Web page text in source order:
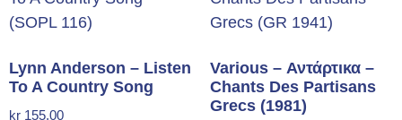
Lynn Anderson – Listen
To A Country Song
kr 155,00
Various – Αντάρτικα –
Chants Des Partisans
Grecs (1981)